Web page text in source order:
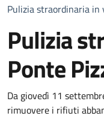
Pulizia straordinaria in
Pulizia
Ponte
Dettagli
Da giovedì 11
rimuovere i rifiuti